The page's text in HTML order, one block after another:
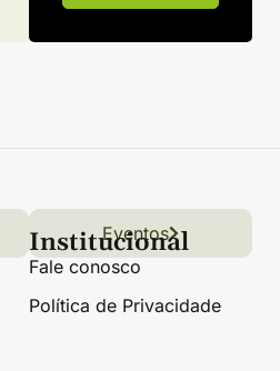
Grãos
Hortifrúti
Eventos
Institucional
Fale conosco
Política de Privacidade